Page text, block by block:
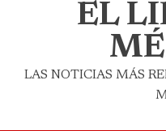
EL
LAS NOTICIAS MÁS